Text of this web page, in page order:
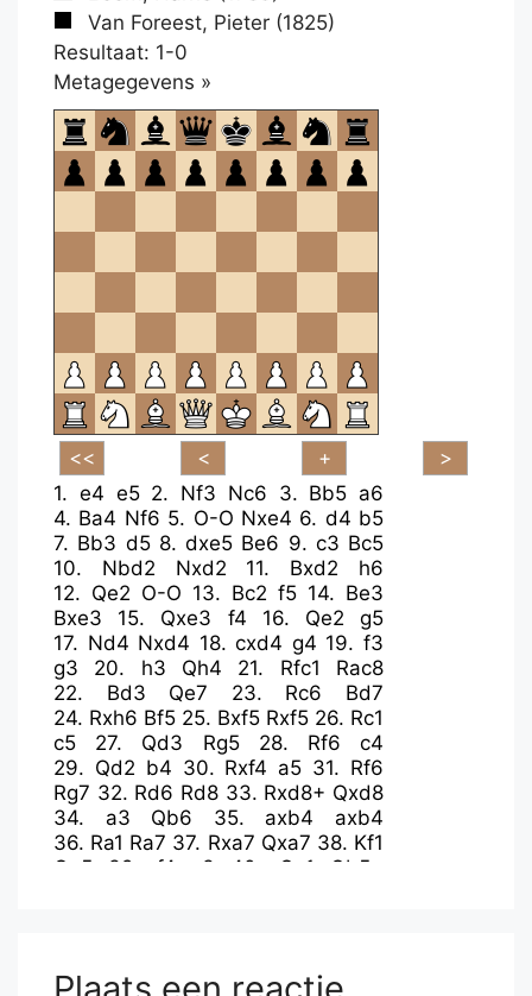
Van Foreest, Pieter (1825)
Resultaat: 1-0
Metagegevens »
om
te
openen.
1. e4 e5 2. Nf3 Nc6 3. Bb5 a6
4. Ba4 Nf6 5. O-O Nxe4 6. d4 b5
7. Bb3 d5 8. dxe5 Be6 9. c3 Bc5
10. Nbd2 Nxd2 11. Bxd2
h6
12. Qe2 O-O 13. Bc2 f5 14. Be3
Bxe3
15. Qxe3 f4 16. Qe2
g5
17. Nd4 Nxd4 18.cxd4 g4 19.f3
g3
20. h3 Qh4 21. Rfc1
Rac8
22. Bd3 Qe7 23. Rc6
Bd7
24. Rxh6 Bf5 25. Bxf5 Rxf5 26. Rc1
c5
27. Qd3 Rg5 28. Rf6
c4
29. Qd2 b4 30. Rxf4 a5 31. Rf6
Rg7 32. Rd6 Rd8 33. Rxd8+ Qxd8
34. a3 Qb6 35. axb4
axb4
36. Ra1 Ra7 37. Rxa7 Qxa7 38. Kf1
Qa5
39. f4 c3 40. Qc1
Qb5+